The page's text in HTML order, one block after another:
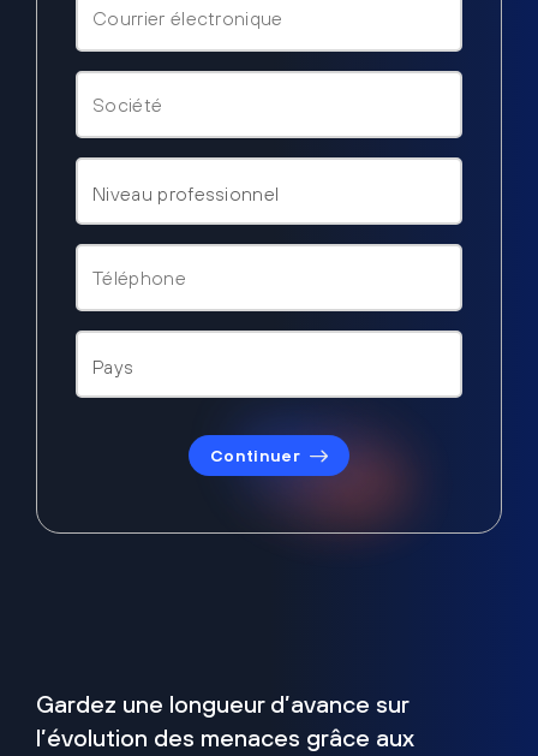
Continuer
Gardez une longueur d’avance sur
l’évolution des menaces grâce aux